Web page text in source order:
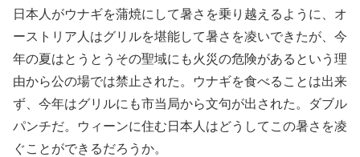
日本人がウナギを蒲焼にして暑さを乗り越えるように、オ
ーストリア人はグリルを堪能して暑さを凌いできたが、今
年の夏はとうとうその聖域にも火災の危険があるという理
由から公の場では禁止された。ウナギを食べることは出来
ず、今年はグリルにも市当局から文句が出された。ダブル
パンチだ。ウィーンに住む日本人はどうしてこの暑さを凌
ぐことができるだろうか。